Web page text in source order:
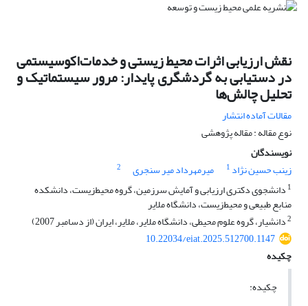
نقش ارزیابی اثرات محیط زیستی و خدمات‌اکوسیستمی
در دستیابی به گردشگری پایدار: مرور سیستماتیک و
تحلیل چالش‌ها
مقالات آماده انتشار
نوع مقاله : مقاله پژوهشی
نویسندگان
زینب حسین نژاد 1 میرمهرداد میر سنجری
2
1 دانشجوی دکتری ارزیابی و آمایش سرزمین، گروه محیط‌زیست، دانشکده
منابع طبیعی و محیط‌زیست، دانشگاه ملایر
2دانشیار، گروه علوم محیطی، دانشگاه ملایر، ملایر، ایران (از دسامبر 2007)
10.22034/eiat.2025.512700.1147
چکیده
چکیده: